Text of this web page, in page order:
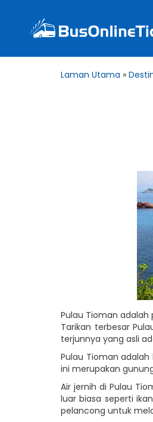
Laman Utama »
Pulau Tioman adalah
Tarikan terbesar
terjunnya yang asli
Pulau Tioman
ini merupakan
Air jernih di Pulau
luar biasa seperti
pelancong untuk